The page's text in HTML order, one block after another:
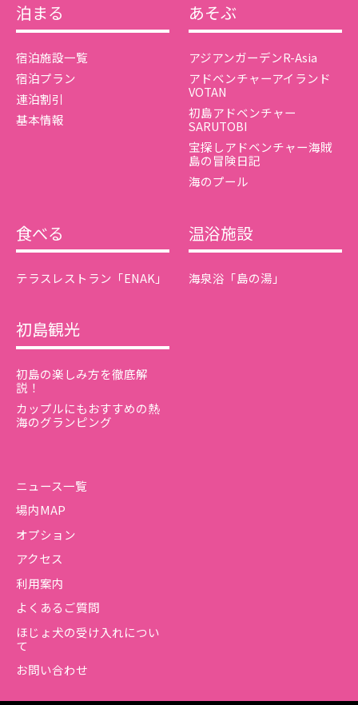
泊まる
宿泊施設一覧
宿泊プラン
連泊割引
基本情報
あそぶ
アジアンガーデンR-Asia
アドベンチャーアイランド
VOTAN
初島アドベンチャー
SARUTOBI
宝探しアドベンチャー海賊
島の冒険日記
海のプール
食べる
テラスレストラン「ENAK」
温浴施設
海泉浴「島の湯」
初島観光
初島の楽しみ方を徹底解
説！
カップルにもおすすめの熱
海のグランピング
ニュース一覧
場内MAP
オプション
アクセス
利用案内
よくあるご質問
ほじょ犬の受け入れについ
て
お問い合わせ